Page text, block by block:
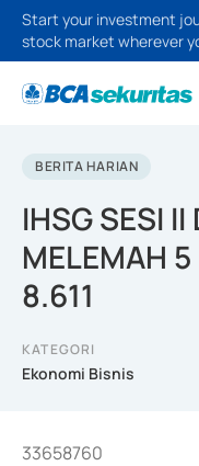
Start your investment
stock market wherever
BERITA HARIAN
IHSG SESI
MELEMAH
8.611
KATEGORI
Ekonomi Bisnis
33658760